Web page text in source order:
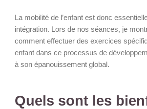
La mobilité de l’enfant est donc
intégration. Lors de nos séances, je
comment effectuer des exercices
enfant dans ce processus de
à son épanouissement global.
Quels sont les